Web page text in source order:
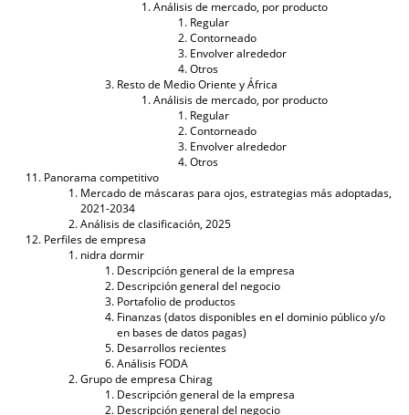
Análisis de mercado, por producto
Regular
Contorneado
Envolver alrededor
Otros
Resto de Medio Oriente y África
Análisis de mercado, por producto
Regular
Contorneado
Envolver alrededor
Otros
Panorama competitivo
Mercado de máscaras para ojos, estrategias más adoptadas,
2021-2034
Análisis de clasificación, 2025
Perfiles de empresa
nidra dormir
Descripción general de la empresa
Descripción general del negocio
Portafolio de productos
Finanzas (datos disponibles en el dominio público y/o
en bases de datos pagas)
Desarrollos recientes
Análisis FODA
Grupo de empresa Chirag
Descripción general de la empresa
Descripción general del negocio